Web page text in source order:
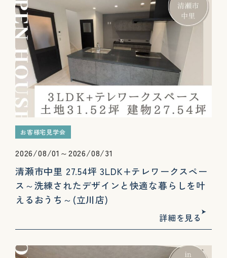
お客様宅見学会
2026/08/01～2026/08/31
清瀬市中里 27.54坪 3LDK+テレワークスペー
ス～洗練されたデザインと快適な暮らしを叶
えるおうち～(立川店)
詳細を見る